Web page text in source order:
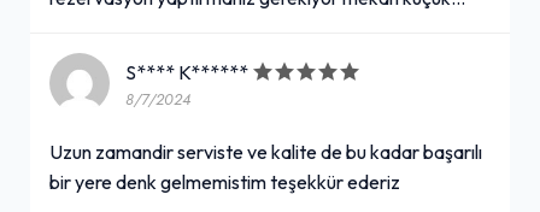
S**** K******
8/7/2024
Uzun zamandir serviste ve kalite de bu kadar başarılı
bir yere denk gelmemistim teşekkür ederiz